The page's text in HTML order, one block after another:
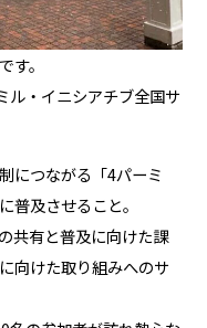
す。
ル・イニシアチブ全国サ
につながる「4パーミ
普及させること。
共有と普及に向けた課
向けた取り組みへのサ